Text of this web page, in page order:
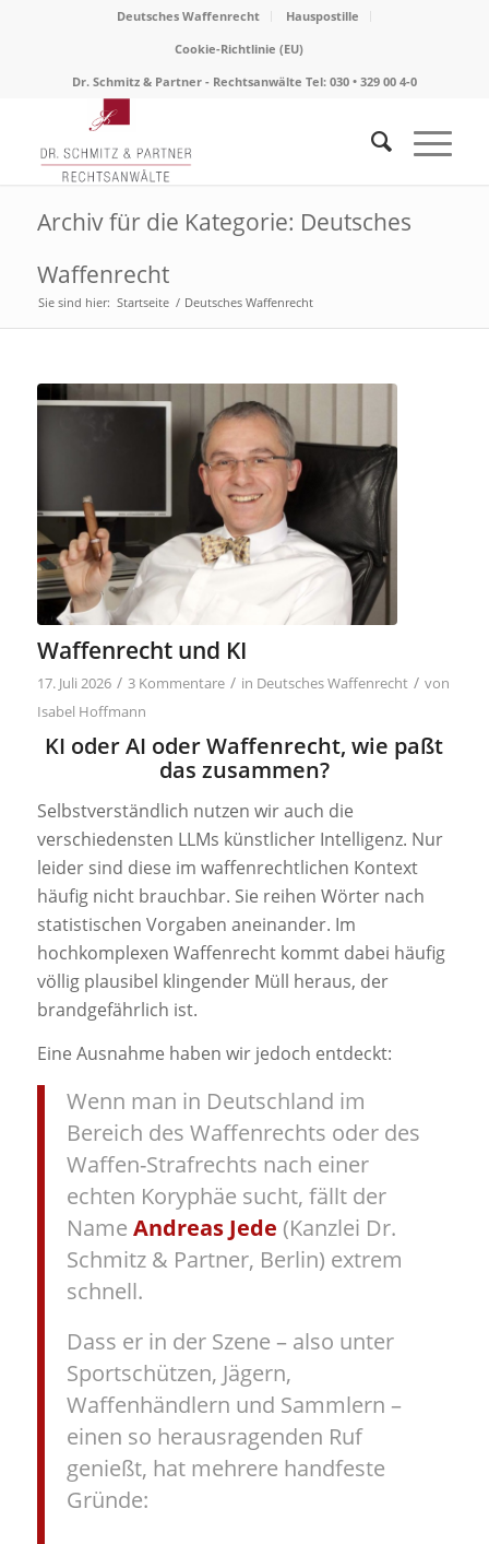
Deutsches Waffenrecht
Hauspostille
Cookie-Richtlinie (EU)
Dr. Schmitz & Partner - Rechtsanwälte Tel: 030 • 329 00 4-0
Archiv für die Kategorie: Deutsches
Waffenrecht
Sie sind hier: Startseite / Deutsches Waffenrecht
Waffenrecht und KI
17. Juli 2026 / 3 Kommentare / in Deutsches Waffenrecht / von
Isabel Hoffmann
KI oder AI oder Waffenrecht, wie paßt
das zusammen?
Selbstverständlich nutzen wir auch die
verschiedensten LLMs künstlicher Intelligenz. Nur
leider sind diese im waffenrechtlichen Kontext
häufig nicht brauchbar. Sie reihen Wörter nach
statistischen Vorgaben aneinander. Im
hochkomplexen Waffenrecht kommt dabei häufig
völlig plausibel klingender Müll heraus, der
brandgefährlich ist.
Eine Ausnahme haben wir jedoch entdeckt:
Wenn man in Deutschland im
Bereich des Waffenrechts oder des
Waffen-Strafrechts nach einer
echten Koryphäe sucht, fällt der
Name Andreas Jede (Kanzlei Dr.
Schmitz & Partner, Berlin) extrem
schnell.
Dass er in der Szene – also unter
Sportschützen, Jägern,
Waffenhändlern und Sammlern –
einen so herausragenden Ruf
genießt, hat mehrere handfeste
Gründe: